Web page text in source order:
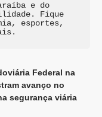
e do
Fique
esportes,
Federal na
avanço no
segurança viária